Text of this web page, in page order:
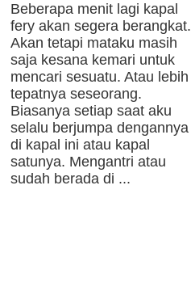
Beberapa menit lagi kapal
fery akan segera berangkat.
Akan tetapi mataku masih
saja kesana kemari untuk
mencari sesuatu. Atau lebih
tepatnya seseorang.
Biasanya setiap saat aku
selalu berjumpa dengannya
di kapal ini atau kapal
satunya. Mengantri atau
sudah berada di ...